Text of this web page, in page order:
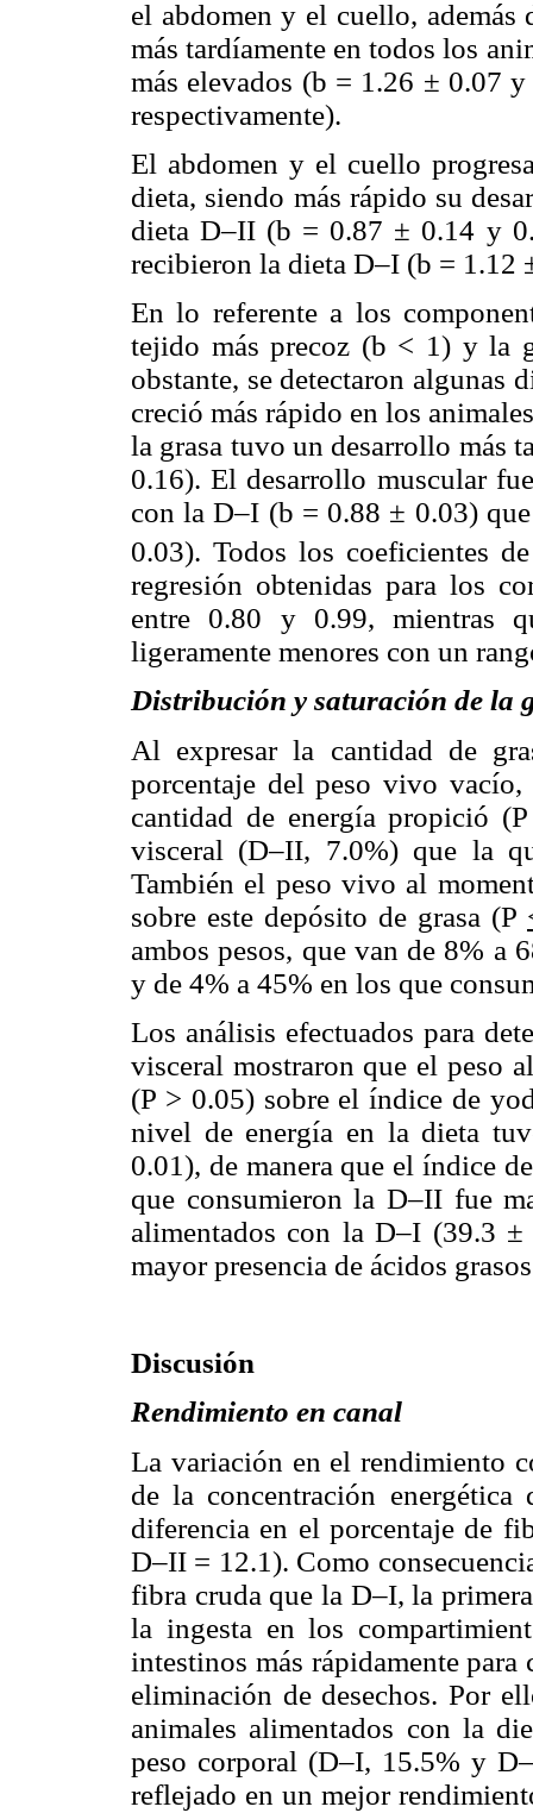
el abdomen y el cuello,
más tardíamente en todos los
más elevados (b = 1.26 ± 0.07
respectivamente).
El abdomen y el cuello
dieta, siendo más rápido su
dieta D–II (b = 0.87 ± 0.14 y
recibieron la dieta D–I (b = 1.12
En lo referente a los
tejido más precoz (b < 1) y la
obstante, se detectaron algunas
creció más rápido en los
la grasa tuvo un desarrollo más
0.16). El desarrollo muscular
con la D–I (b = 0.88 ± 0.03)
0.03). Todos los coeficientes
regresión obtenidas para los
entre 0.80 y 0.99, mientras
ligeramente menores con un
Distribución y saturación de la
Al expresar la cantidad de
porcentaje del peso vivo
cantidad de energía propició
visceral (D–II, 7.0%) que la
También el peso vivo al
sobre este depósito de grasa (P
ambos pesos, que van de 8% a
y de 4% a 45% en los que
Los análisis efectuados para
visceral mostraron que el peso
(P > 0.05) sobre el índice de
nivel de energía en la dieta
0.01), de manera que el índice
que consumieron la D–II fue
alimentados con la D–I (39.3
mayor presencia de ácidos
Discusión
Rendimiento en canal
La variación en el rendimiento
de la concentración
diferencia en el porcentaje de
D–II = 12.1). Como
fibra cruda que la D–I, la
la ingesta en los
intestinos más rápidamente
eliminación de desechos. Por
animales alimentados con la
peso corporal (D–I, 15.5% y
reflejado en un mejor